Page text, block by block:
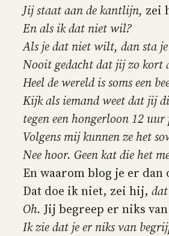
Jij staat aan de kantlijn, zei
En als ik dat niet wil?
Als je dat niet wilt, dan sta je
Nooit gedacht dat jij zo kort
Heel de wereld is soms een
Kijk als iemand weet dat jij
tegen een hongerloon 12
Volgens mij kunnen ze het
Nee hoor. Geen kat die het
En waarom blog je er dan
Dat doe ik niet, zei hij,
Oh.Jij begreep er niks
Ik zie dat je er niks van